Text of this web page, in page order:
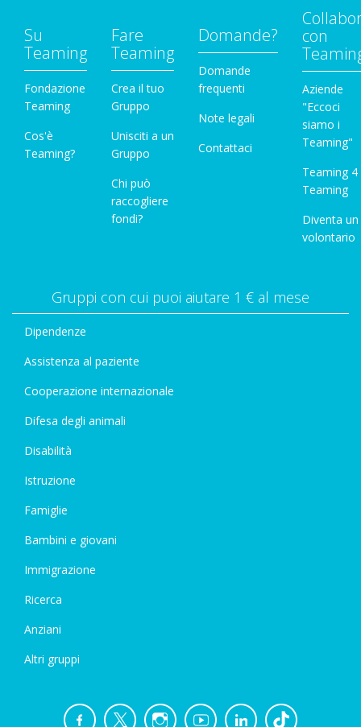
Su
Teaming
Fondazione
Teaming
Cos'è
Teaming?
Fare
Teaming
Crea il tuo
Gruppo
Unisciti a un
Gruppo
Chi può
raccogliere
fondi?
Domande?
Domande
frequenti
Note legali
Contattaci
con
Aziende
"Eccoci
siamo i
Teaming"
Teaming 4
Teaming
Diventa un
volontario
Gruppi con cui puoi aiutare 1 € al mese
Dipendenze
Assistenza al paziente
Cooperazione internazionale
Difesa degli animali
Disabilità
Istruzione
Famiglie
Bambini e giovani
Immigrazione
Ricerca
Anziani
Altri gruppi